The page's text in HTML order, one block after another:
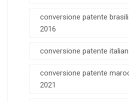
conversione patente
2016
conversione patente
conversione patente
2021